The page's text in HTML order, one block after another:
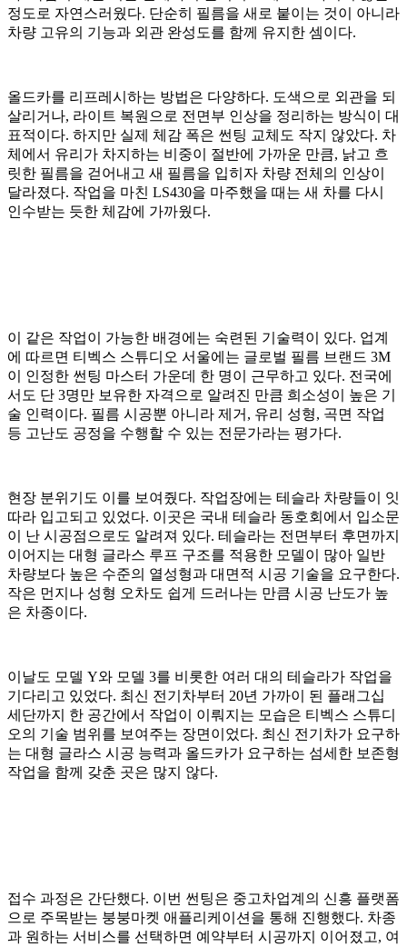
정도로 자연스러웠다. 단순히 필름을 새로 붙이는 것이 아니라
차량 고유의 기능과 외관 완성도를 함께 유지한 셈이다.
올드카를 리프레시하는 방법은 다양하다. 도색으로 외관을 되
살리거나, 라이트 복원으로 전면부 인상을 정리하는 방식이 대
표적이다. 하지만 실제 체감 폭은 썬팅 교체도 작지 않았다. 차
체에서 유리가 차지하는 비중이 절반에 가까운 만큼, 낡고 흐
릿한 필름을 걷어내고 새 필름을 입히자 차량 전체의 인상이
달라졌다. 작업을 마친 LS430을 마주했을 때는 새 차를 다시
인수받는 듯한 체감에 가까웠다.
이 같은 작업이 가능한 배경에는 숙련된 기술력이 있다. 업계
에 따르면 티벡스 스튜디오 서울에는 글로벌 필름 브랜드 3M
이 인정한 썬팅 마스터 가운데 한 명이 근무하고 있다. 전국에
서도 단 3명만 보유한 자격으로 알려진 만큼 희소성이 높은 기
술 인력이다. 필름 시공뿐 아니라 제거, 유리 성형, 곡면 작업
등 고난도 공정을 수행할 수 있는 전문가라는 평가다.
현장 분위기도 이를 보여줬다. 작업장에는 테슬라 차량들이 잇
따라 입고되고 있었다. 이곳은 국내 테슬라 동호회에서 입소문
이 난 시공점으로도 알려져 있다. 테슬라는 전면부터 후면까지
이어지는 대형 글라스 루프 구조를 적용한 모델이 많아 일반
차량보다 높은 수준의 열성형과 대면적 시공 기술을 요구한다.
작은 먼지나 성형 오차도 쉽게 드러나는 만큼 시공 난도가 높
은 차종이다.
이날도 모델 Y와 모델 3를 비롯한 여러 대의 테슬라가 작업을
기다리고 있었다. 최신 전기차부터 20년 가까이 된 플래그십
세단까지 한 공간에서 작업이 이뤄지는 모습은 티벡스 스튜디
오의 기술 범위를 보여주는 장면이었다. 최신 전기차가 요구하
는 대형 글라스 시공 능력과 올드카가 요구하는 섬세한 보존형
작업을 함께 갖춘 곳은 많지 않다.
접수 과정은 간단했다. 이번 썬팅은 중고차업계의 신흥 플랫폼
으로 주목받는 붕붕마켓 애플리케이션을 통해 진행했다. 차종
과 원하는 서비스를 선택하면 예약부터 시공까지 이어졌고, 여